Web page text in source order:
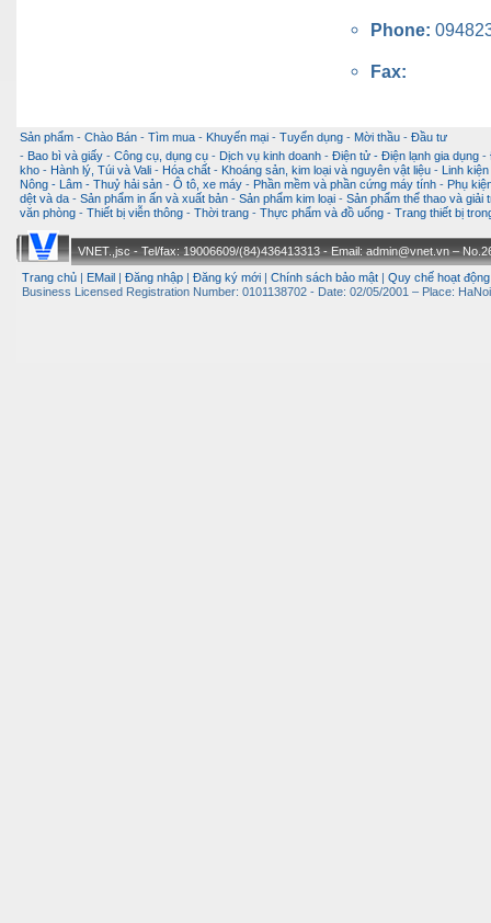
Phone:
Fax:
Sản phẩm - Chào Bán - Tìm mua - Khuyến mại - Tuyển dụng - Mời thầu - Đầu tư
- Bao bì và giấy - Công cụ, dụng cụ - Dịch vụ kinh doanh - Điện tử - Điện lạnh gia dụng -
kho - Hành lý, Túi và Vali - Hóa chất - Khoáng sản, kim loại và nguyên vật liệu -
Linh
Nông - Lâm - Thuỷ hải sản - Ô tô, xe máy - Phần mềm và phần cứng máy tính - Phụ
dệt và da - Sản phẩm in ấn và xuất bản - Sản phẩm kim loại - Sản phẩm thể thao và giải
văn phòng - Thiết bị viễn thông - Thời trang - Thực phẩm và đồ uống - Trang thiết bị
VNET.,jsc - Tel/fax: 19006609/(84)436413313 - Email: admin@vnet.vn –
Trang chủ
EMail Đăng nhập Đăng ký mới Chính sách bảo mật Quy chế hoạt động
Business Licensed Registration Number: 0101138702 - Date: 02/05/2001 – Place: